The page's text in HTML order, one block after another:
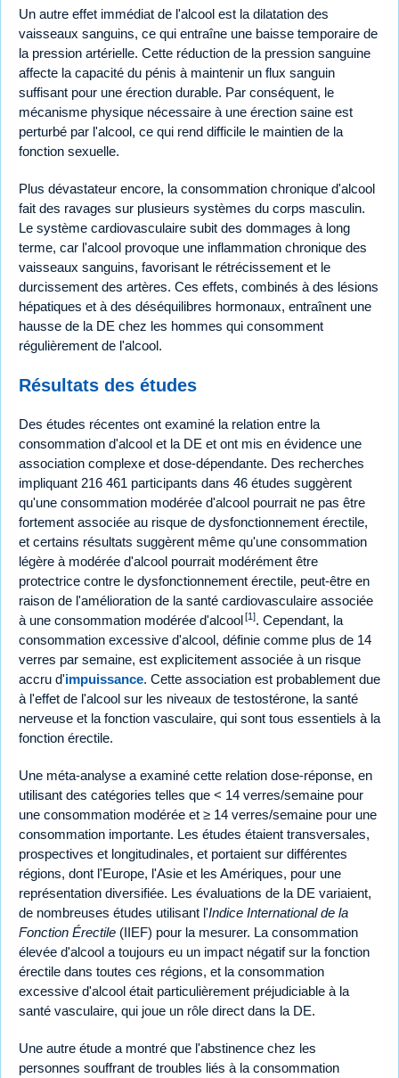
Un autre effet immédiat de l'alcool est la dilatation des
vaisseaux sanguins, ce qui entraîne une baisse temporaire de
la pression artérielle. Cette réduction de la pression sanguine
affecte la capacité du pénis à maintenir un flux sanguin
suffisant pour une érection durable. Par conséquent, le
mécanisme physique nécessaire à une érection saine est
perturbé par l'alcool, ce qui rend difficile le maintien de la
fonction sexuelle.
Plus dévastateur encore, la consommation chronique d'alcool
fait des ravages sur plusieurs systèmes du corps masculin.
Le système cardiovasculaire subit des dommages à long
terme, car l'alcool provoque une inflammation chronique des
vaisseaux sanguins, favorisant le rétrécissement et le
durcissement des artères. Ces effets, combinés à des lésions
hépatiques et à des déséquilibres hormonaux, entraînent une
hausse de la DE chez les hommes qui consomment
régulièrement de l'alcool.
Résultats des études
Des études récentes ont examiné la relation entre la
consommation d'alcool et la DE et ont mis en évidence une
association complexe et dose-dépendante. Des recherches
impliquant 216 461 participants dans 46 études suggèrent
qu'une consommation modérée d'alcool pourrait ne pas être
fortement associée au risque de dysfonctionnement érectile,
et certains résultats suggèrent même qu'une consommation
légère à modérée d'alcool pourrait modérément être
protectrice contre le dysfonctionnement érectile, peut-être en
raison de l'amélioration de la santé cardiovasculaire associée
à une consommation modérée d'alcool[1]. Cependant, la
consommation excessive d'alcool, définie comme plus de 14
verres par semaine, est explicitement associée à un risque
accru d'impuissance. Cette association est probablement due
à l'effet de l'alcool sur les niveaux de testostérone, la santé
nerveuse et la fonction vasculaire, qui sont tous essentiels à la
fonction érectile.
Une méta-analyse a examiné cette relation dose-réponse, en
utilisant des catégories telles que < 14 verres/semaine pour
une consommation modérée et ≥ 14 verres/semaine pour une
consommation importante. Les études étaient transversales,
prospectives et longitudinales, et portaient sur différentes
régions, dont l'Europe, l'Asie et les Amériques, pour une
représentation diversifiée. Les évaluations de la DE variaient,
de nombreuses études utilisant l'Indice International de la
Fonction Érectile (IIEF) pour la mesurer. La consommation
élevée d'alcool a toujours eu un impact négatif sur la fonction
érectile dans toutes ces régions, et la consommation
excessive d'alcool était particulièrement préjudiciable à la
santé vasculaire, qui joue un rôle direct dans la DE.
Une autre étude a montré que l'abstinence chez les
personnes souffrant de troubles liés à la consommation